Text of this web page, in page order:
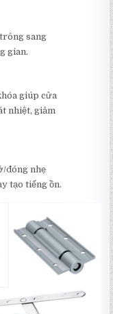
sang
gian.
giúp cửa
nhiệt, giảm
đóng nhẹ
tạo tiếng ồn.